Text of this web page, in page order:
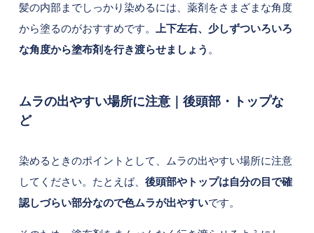
髪の内部までしっかり染めるには、薬剤をさまざまな角度
から塗るのがおすすめです。 上下左右、少しずついろいろ
な角度から塗布剤を行き渡らせましょう 。
ムラの出やすい場所に注意｜後頭部・トップな
ど
染めるときのポイントとして、ムラの出やすい場所に注意
してください。たとえば、 後頭部やトップは自分の目で確
認しづらい部分なので色ムラが出やすいです。